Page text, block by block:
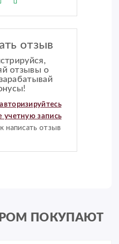
отзыв
отзывы о
авторизируйтесь
учетную запись
написать отзыв
ПОКУПАЮТ